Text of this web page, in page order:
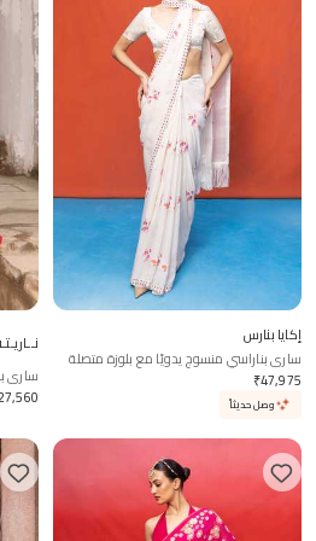
إكايا بنارس
ساري بناراسي منسوج يدويًا مع بلوزة متصلة
₹47,975
وصل حديثاً
ساري
بلوزة